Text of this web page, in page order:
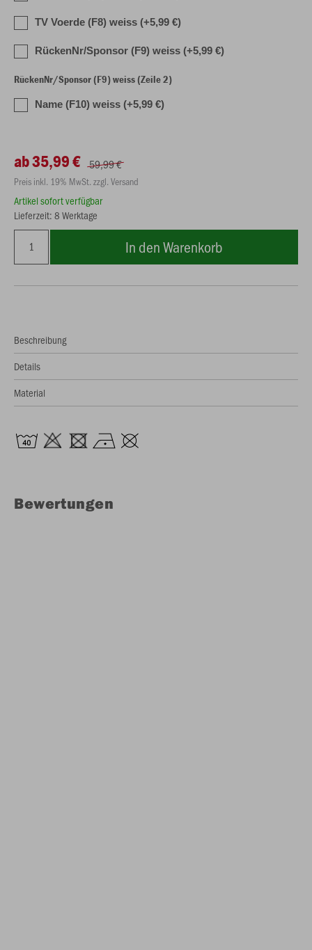
TV Voerde (F8) weiss (+5,99 €)
RückenNr/Sponsor (F9) weiss (+5,99 €)
RückenNr/Sponsor (F9) weiss (Zeile 2)
Name (F10) weiss (+5,99 €)
ab 35,99 € 59,99 €
Preis inkl. 19% MwSt. zzgl. Versand
Artikel sofort verfügbar
Lieferzeit: 8 Werktage
In den Warenkorb
Beschreibung
Details
Material
Bewertungen